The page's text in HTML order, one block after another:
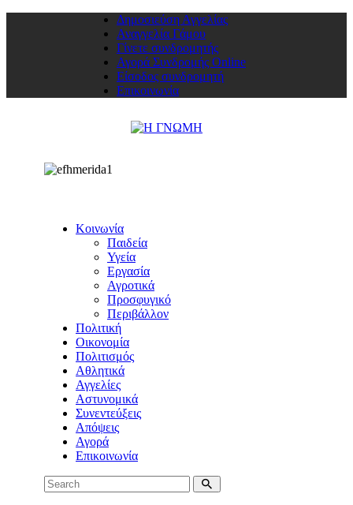
Δημοσιεύση Αγγελίας
Αναγγελία Γάμου
Γίνετε συνδρομητής
Αγορά Συνδρομής Online
Είσοδος συνδρομητή
Επικοινωνία
Κοινωνία
Παιδεία
Υγεία
Εργασία
Αγροτικά
Προσφυγικό
Περιβάλλον
Πολιτική
Οικονομία
Πολιτισμός
Αθλητικά
Αγγελίες
Αστυνομικά
Συνεντεύξεις
Απόψεις
Αγορά
Επικοινωνία